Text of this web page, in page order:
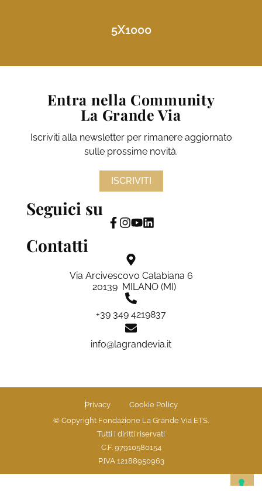
5X1000
Contatti
Via Arcivescovo Calabiana 6
20139 MILANO (MI)
+39 349 4219837
info@lagrandevia.it
Seguici su
Entra nella Community
La Grande Via
Iscriviti alla newsletter per rimanere aggiornato
sulle prossime novità.
ISCRIVITI
Privacy
Cookie Policy
© Copyright Fondazione La Grande Via ETS.
Tutti i diritti riservati
C.F. 97910580154
P.IVA 12188950963